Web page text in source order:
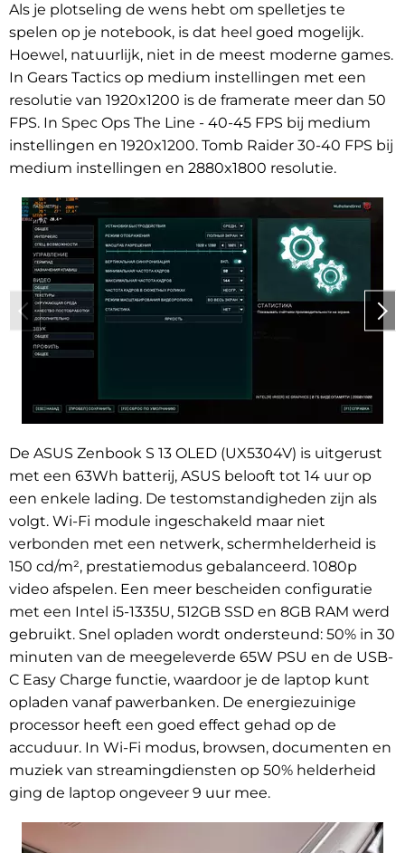
Als je plotseling de wens hebt om spelletjes te
spelen op je notebook, is dat heel goed mogelijk.
Hoewel, natuurlijk, niet in de meest moderne games.
In Gears Tactics op medium instellingen met een
resolutie van 1920x1200 is de framerate meer dan 50
FPS. In Spec Ops The Line - 40-45 FPS bij medium
instellingen en 1920x1200. Tomb Raider 30-40 FPS bij
medium instellingen en 2880x1800 resolutie.
De ASUS Zenbook S 13 OLED (UX5304V) is uitgerust
met een 63Wh batterij, ASUS belooft tot 14 uur op
een enkele lading. De testomstandigheden zijn als
volgt. Wi-Fi module ingeschakeld maar niet
verbonden met een netwerk, schermhelderheid is
150 cd/m², prestatiemodus gebalanceerd. 1080p
video afspelen. Een meer bescheiden configuratie
met een Intel i5-1335U, 512GB SSD en 8GB RAM werd
gebruikt. Snel opladen wordt ondersteund: 50% in 30
minuten van de meegeleverde 65W PSU en de USB-
C Easy Charge functie, waardoor je de laptop kunt
opladen vanaf pawerbanken. De energiezuinige
processor heeft een goed effect gehad op de
accuduur. In Wi-Fi modus, browsen, documenten en
muziek van streamingdiensten op 50% helderheid
ging de laptop ongeveer 9 uur mee.